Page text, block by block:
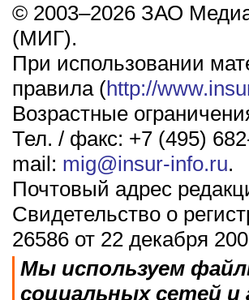
© 2003–2026 ЗАО
(МИГ).
При использовании
правила (http://
Возрастные
Тел. / факс: +7 (495)
mail: mig@insur-info.ru.
Почтовый адрес
Свидетельство о
26586 от 22 декабря
Мы используем
социальных сетей